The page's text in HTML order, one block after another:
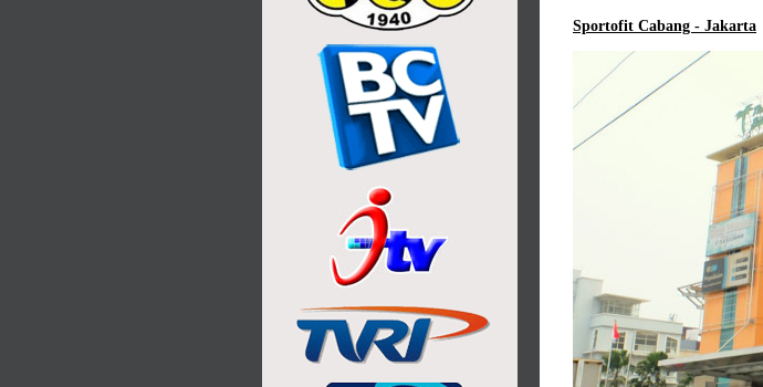
Sportofit Cabang - Jakarta